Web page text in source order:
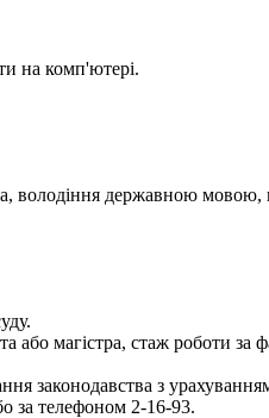
на комп'ютері.
володіння державною
або магістра, стаж роботи за
законодавства з
за телефоном 2-16-93.